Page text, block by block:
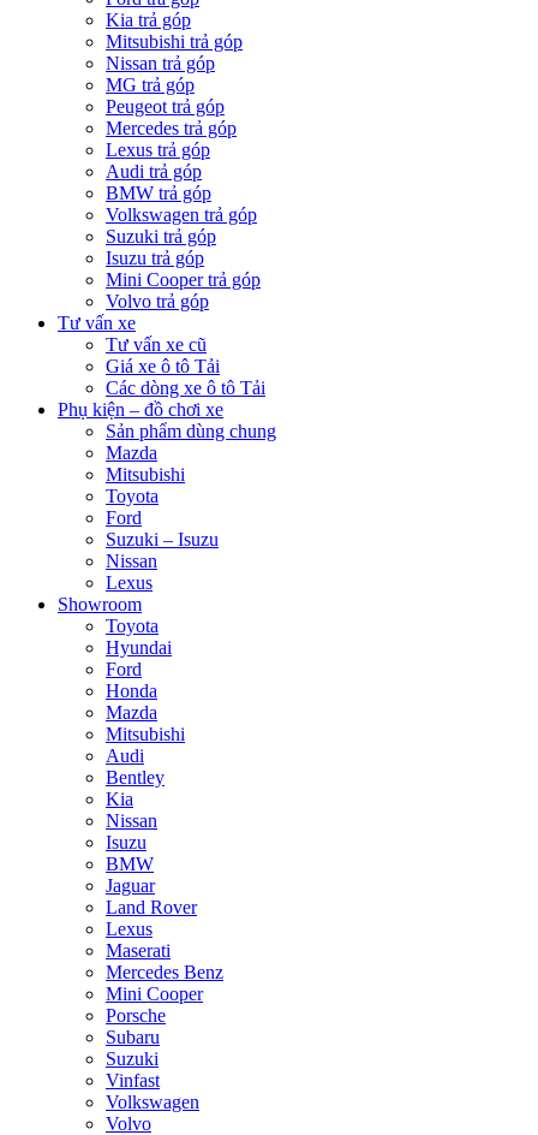
Kia trả góp
Mitsubishi trả góp
Nissan trả góp
MG trả góp
Peugeot trả góp
Mercedes trả góp
Lexus trả góp
Audi trả góp
BMW trả góp
Volkswagen trả góp
Suzuki trả góp
Isuzu trả góp
Mini Cooper trả góp
Volvo trả góp
Tư vấn xe
Tư vấn xe cũ
Giá xe ô tô Tải
Các dòng xe ô tô Tải
Phụ kiện – đồ chơi xe
Sản phẩm dùng chung
Mazda
Mitsubishi
Toyota
Ford
Suzuki – Isuzu
Nissan
Lexus
Showroom
Toyota
Hyundai
Ford
Honda
Mazda
Mitsubishi
Audi
Bentley
Kia
Nissan
Isuzu
BMW
Jaguar
Land Rover
Lexus
Maserati
Mercedes Benz
Mini Cooper
Porsche
Subaru
Suzuki
Vinfast
Volkswagen
Volvo